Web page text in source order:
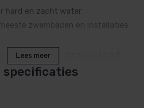
hard en zacht water
zwembaden en installaties.
Chloor 55 granulaat
sneller oplosbaar is als
Lees meer
specificaties